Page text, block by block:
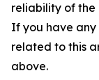
reliability of the
If you have any
related to this
above.